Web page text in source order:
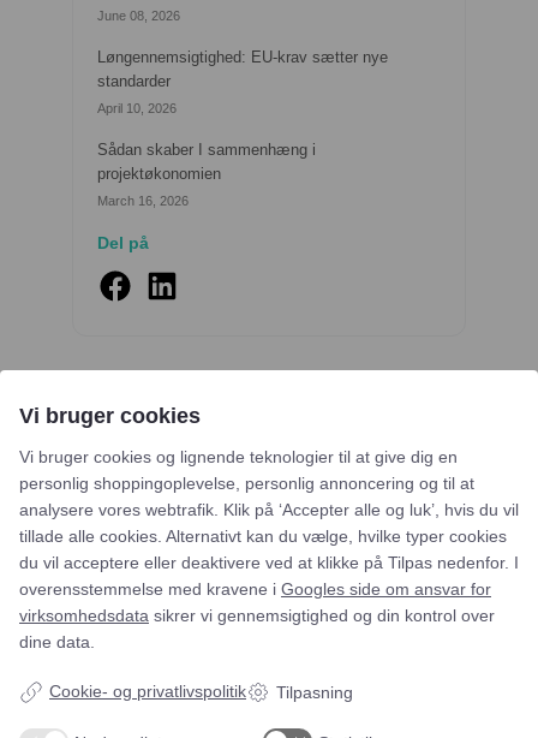
June 08, 2026
Løngennemsigtighed: EU-krav sætter nye
standarder
April 10, 2026
Sådan skaber I sammenhæng i
projektøkonomien
March 16, 2026
Del på
Lignende blogindlæg
Vi bruger cookies
Vi bruger cookies og lignende teknologier til at give dig en
personlig shoppingoplevelse, personlig annoncering og til at
analysere vores webtrafik. Klik på ‘Accepter alle og luk’, hvis du vil
tillade alle cookies. Alternativt kan du vælge, hvilke typer cookies
du vil acceptere eller deaktivere ved at klikke på Tilpas nedenfor. I
overensstemmelse med kravene i Googles side om ansvar for
virksomhedsdata sikrer vi gennemsigtighed og din kontrol over
dine data.
Cookie- og privatlivspolitik Tilpasning